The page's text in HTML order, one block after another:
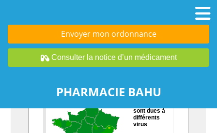
Envoyer mon ordonnance
Consulter la notice d’un médicament
PHARMACIE BAHU